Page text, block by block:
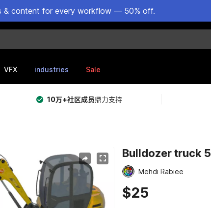
& content for every workflow — 50% off.
VFX industries Sale
10万+社区成员鼎力支持
Bulldozer truck 5
Mehdi Rabiee
$25